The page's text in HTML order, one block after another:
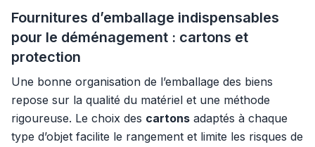
Fournitures d’emballage indispensables
pour le déménagement : cartons et
protection
Une bonne organisation de l’emballage des biens
repose sur la qualité du matériel et une méthode
rigoureuse. Le choix des cartons adaptés à chaque
type d’objet facilite le rangement et limite les risques de